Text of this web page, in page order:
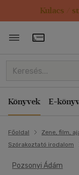
Kulacs /
Könyvek E-
Főoldal Zene, film,
Szórakoztató irodalom
Pozsonyi Ádám